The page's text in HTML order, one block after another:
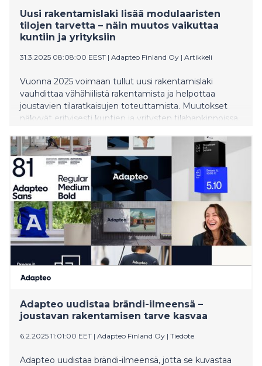
Uusi rakentamislaki lisää modulaaristen
tilojen tarvetta – näin muutos vaikuttaa
kuntiin ja yrityksiin
31.3.2025 08:08:00 EEST | Adapteo Finland Oy | Artikkeli
Vuonna 2025 voimaan tullut uusi rakentamislaki
vauhdittaa vähähiilistä rakentamista ja helpottaa
joustavien tilaratkaisujen toteuttamista. Muutokset
näkyvät erityisesti kuntien ja yritysten tilahankinnoissa,
entisestään.
Adapteo uudistaa brändi-ilmeensä –
joustavan rakentamisen tarve kasvaa
6.2.2025 11:01:00 EET | Adapteo Finland Oy | Tiedote
Adapteo uudistaa brändi-ilmeensä, jotta se kuvastaa